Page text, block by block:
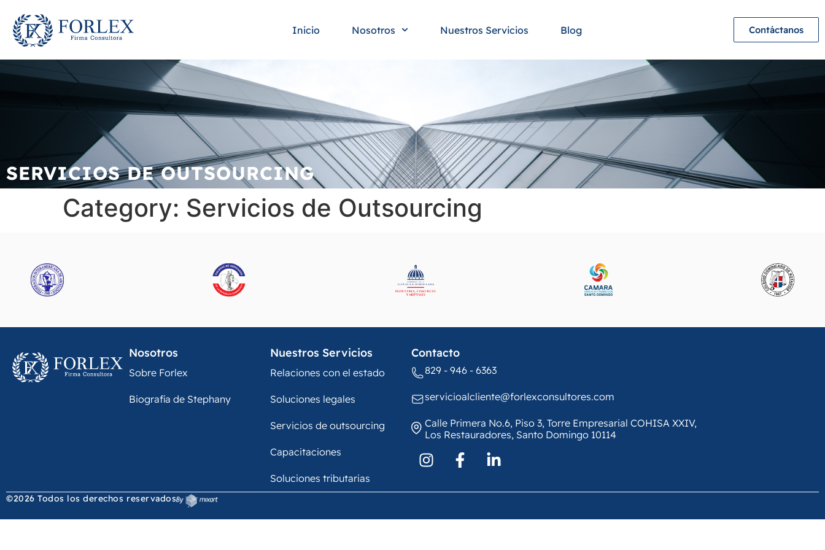
Inicio Nosotros Nuestros Servicios Blog Contáctanos
SERVICIOS DE OUTSOURCING
Category: Servicios de Outsourcing
Nosotros
Sobre Forlex
Biografía de Stephany
Nuestros Servicios
Relaciones con el estado
Soluciones legales
Servicios de outsourcing
Capacitaciones
Soluciones tributarias
Contacto
829 - 946 - 6363
servicioalcliente@forlexconsultores.com
Calle Primera No.6, Piso 3, Torre Empresarial COHISA XXIV,
Los Restauradores, Santo Domingo 10114
©2026 Todos los derechos reservados